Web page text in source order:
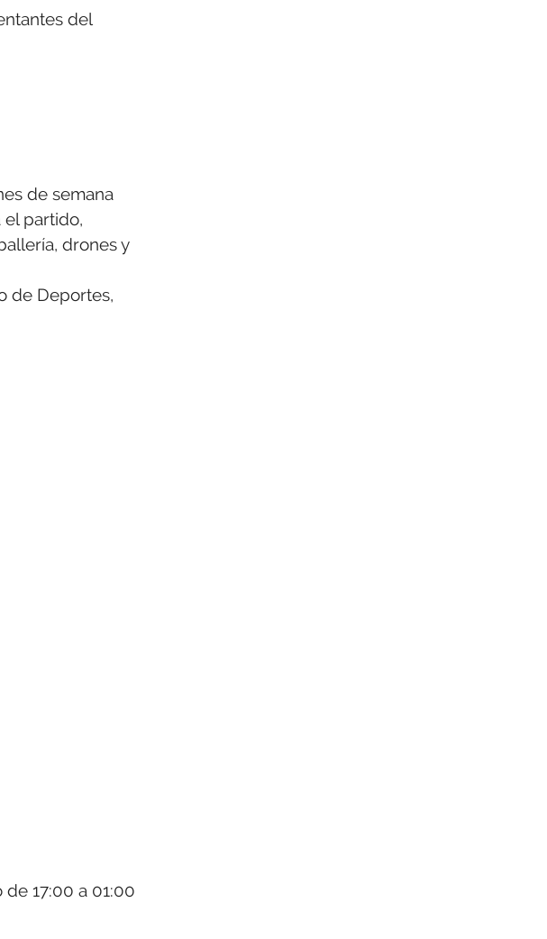
del
de semana
el partido,
drones y
de Deportes,
17:00 a 01:00